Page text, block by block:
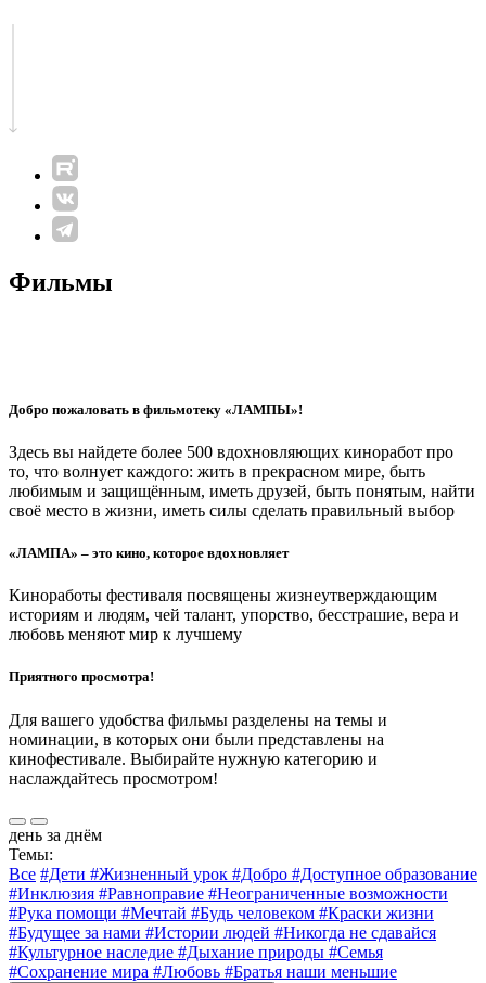
Фильмы
Добро пожаловать в фильмотеку «ЛАМПЫ»!
Здесь вы найдете более 500 вдохновляющих киноработ про
то, что волнует каждого: жить в прекрасном мире, быть
любимым и защищённым, иметь друзей, быть понятым, найти
своё место в жизни, иметь силы сделать правильный выбор
«ЛАМПА» – это кино, которое вдохновляет
Киноработы фестиваля посвящены жизнеутверждающим
историям и людям, чей талант, упорство, бесстрашие, вера и
любовь меняют мир к лучшему
Приятного просмотра!
Для вашего удобства фильмы разделены на темы и
номинации, в которых они были представлены на
кинофестивале. Выбирайте нужную категорию и
наслаждайтесь просмотром!
день за днём
Темы:
Все #Дети #Жизненный урок #Добро #Доступное образование
#Инклюзия #Равноправие #Неограниченные возможности
#Рука помощи #Мечтай #Будь человеком #Краски жизни
#Будущее за нами #Истории людей #Никогда не сдавайся
#Культурное наследие #Дыхание природы #Семья
#Сохранение мира #Любовь #Братья наши меньшие